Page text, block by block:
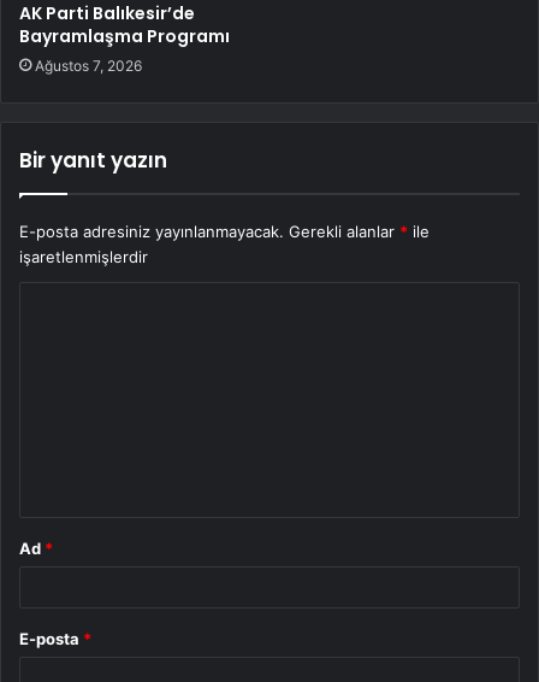
AK Parti Balıkesir’de
Bayramlaşma Programı
Ağustos 7, 2026
Bir yanıt yazın
E-posta adresiniz yayınlanmayacak. Gerekli alanlar * ile
işaretlenmişlerdir
Ad *
E-posta *